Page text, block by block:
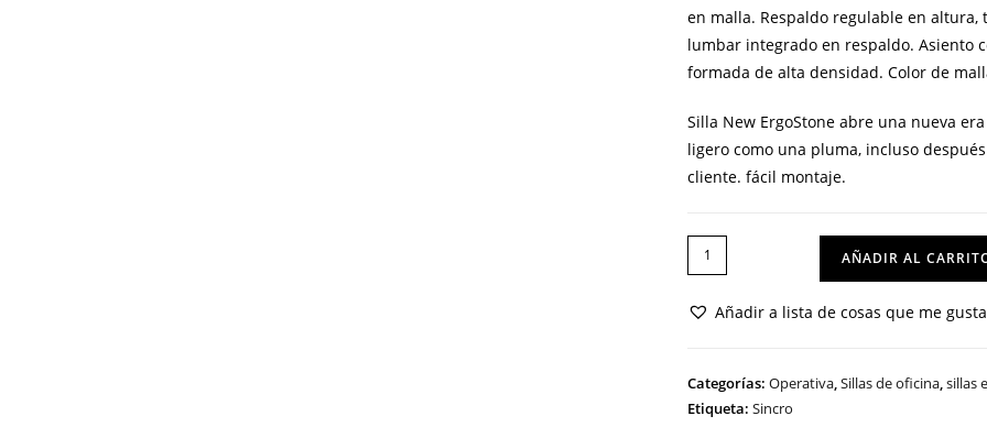
en malla. Respaldo regulable en
lumbar integrado en respaldo. Asiento
formada de alta densidad. Color de
Silla New ErgoStone abre una nueva
ligero como una pluma, incluso
cliente. fácil montaje.
SILLA
NEW
ERGOSTONE
AÑADIR AL
Añadir a lista de cosas que me
Categorías: Operativa,Sillas de oficina,sillas
Etiqueta: Sincro